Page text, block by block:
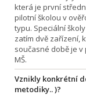
která je první
pilotní školou v
typu. Speciální
zatím dvě zařízení,
současné době je
MŠ.
Vznikly konkrétní
metodiky.. )?